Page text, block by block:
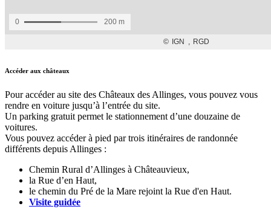
Accéder aux châteaux
Pour accéder au site des Châteaux des Allinges, vous pouvez vous
rendre en voiture jusqu’à l’entrée du site.
Un parking gratuit permet le stationnement d’une douzaine de
voitures.
Vous pouvez accéder à pied par trois itinéraires de randonnée
différents depuis Allinges :
Chemin Rural d’Allinges à Châteauvieux,
la Rue d’en Haut,
le chemin du Pré de la Mare rejoint la Rue d'en Haut.
Visite guidée